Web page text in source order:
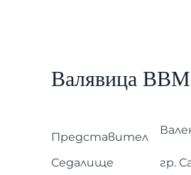
Валявица
Представител
Седалище гр.